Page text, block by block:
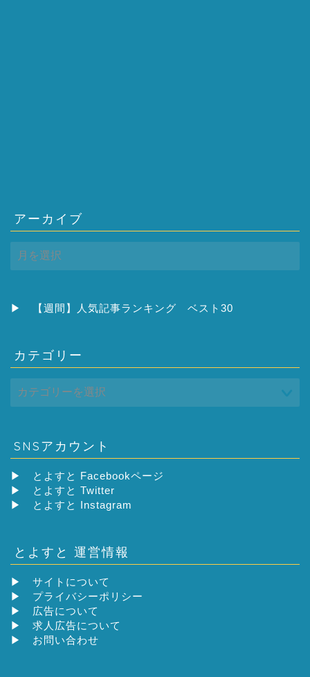
アーカイブ
ア
ー
ブ
▶ 【週間】人気記事ランキング ベスト30
カテゴリー
SNSアカウント
▶
とよすと Facebookページ
▶
とよすと Twitter
▶
とよすと Instagram
とよすと 運営情報
▶ サイトについて
▶ プライバシーポリシー
▶ 広告について
▶ 求人広告について
▶ お問い合わせ